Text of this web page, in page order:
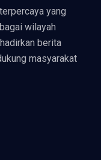
yang
wilayah
berita
masyarakat